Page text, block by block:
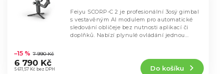
hodnocení
produktu
je
5 611,57 Kč bez DPH
–15 % 7 990 Kč
6 790 Kč
Do košíku
Feiyu SCORP-C 2 je profesionální 3osý gimbal
s vestavěným AI modulem pro automatické
sledování obličeje bez nutnosti aplikací či
doplňků. Nabízí plynulé ovládání jednou